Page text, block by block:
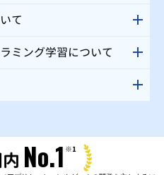
て
ミング学習について
No.1 ※1